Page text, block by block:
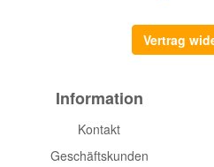
Vertrag
Information
Kontakt
Geschäftskunden